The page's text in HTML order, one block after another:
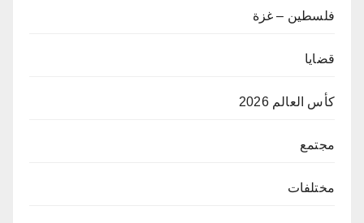
فلسطين – غزة
قضايا
كأس العالم 2026
مجتمع
مختلفات